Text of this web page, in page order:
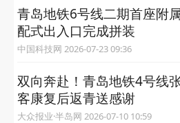
青岛地铁6号线二期首座附
配式出入口完成拼装
中国科技网 2026-07-23 09:36
双向奔赴！青岛地铁4号线
客康复后返青送感谢
大众报业·半岛网 2026-07-10 10:59